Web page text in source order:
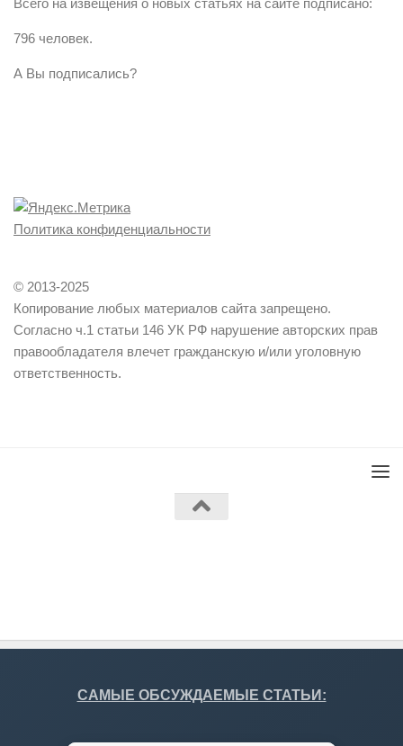
Всего на извещения о новых статьях на сайте подписано:
796 человек.
А Вы подписались?
Политика конфиденциальности
© 2013-2025
Копирование любых материалов сайта запрещено.
Согласно ч.1 статьи 146 УК РФ нарушение авторских прав
правообладателя влечет гражданскую и/или уголовную
ответственность.
САМЫЕ ОБСУЖДАЕМЫЕ СТАТЬИ: